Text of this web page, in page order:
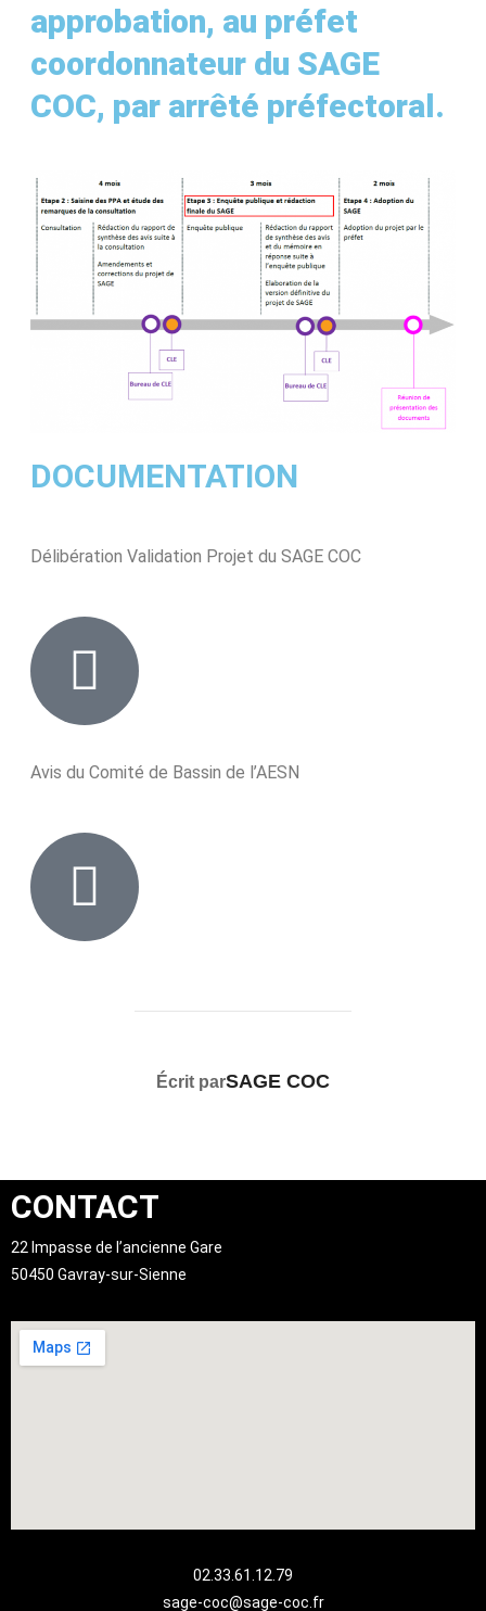
approbation, au préfet
coordonnateur du SAGE
COC, par arrêté préfectoral.
DOCUMENTATION
Délibération Validation Projet du SAGE COC
Avis du Comité de Bassin de l’AESN
AUTEUR DE LA PUBLICATION
Écrit parSAGE COC
CONTACT
22 Impasse de l’ancienne Gare
50450 Gavray-sur-Sienne
02.33.61.12.79
sage-coc@sage-coc.fr